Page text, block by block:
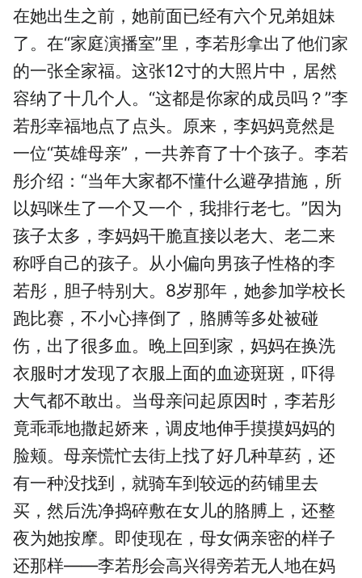
在她出生之前，她前面已经有六个兄弟姐妹
了。在“家庭演播室”里，李若彤拿出了他们家
的一张全家福。这张12寸的大照片中，居然
容纳了十几个人。“这都是你家的成员吗？”李
若彤幸福地点了点头。原来，李妈妈竟然是
一位“英雄母亲”，一共养育了十个孩子。李若
彤介绍：“当年大家都不懂什么避孕措施，所
以妈咪生了一个又一个，我排行老七。”因为
孩子太多，李妈妈干脆直接以老大、老二来
称呼自己的孩子。从小偏向男孩子性格的李
若彤，胆子特别大。8岁那年，她参加学校长
跑比赛，不小心摔倒了，胳膊等多处被碰
伤，出了很多血。晚上回到家，妈妈在换洗
衣服时才发现了衣服上面的血迹斑斑，吓得
大气都不敢出。当母亲问起原因时，李若彤
竟乖乖地撒起娇来，调皮地伸手摸摸妈妈的
脸颊。母亲慌忙去街上找了好几种草药，还
有一种没找到，就骑车到较远的药铺里去
买，然后洗净捣碎敷在女儿的胳膊上，还整
夜为她按摩。即使现在，母女俩亲密的样子
还那样——李若彤会高兴得旁若无人地在妈